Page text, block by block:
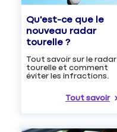
Qu'est-ce que le
nouveau radar
tourelle ?
Tout savoir sur le radar
tourelle et comment
éviter les infractions.
Tout savoir